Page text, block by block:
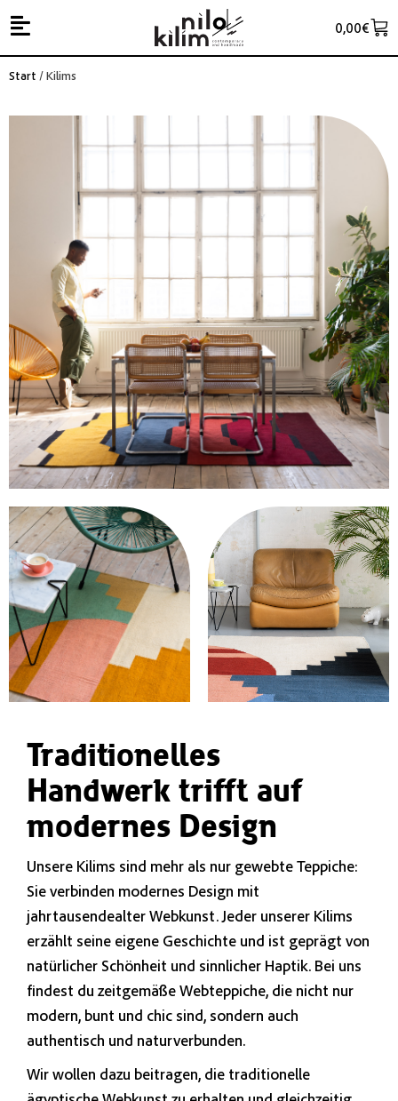
0,00€
Start / Kilims
Traditionelles
Handwerk trifft auf
modernes Design
Unsere Kilims sind mehr als nur gewebte Teppiche:
Sie verbinden modernes Design mit
jahrtausendealter Webkunst. Jeder unserer Kilims
erzählt seine eigene Geschichte und ist geprägt von
natürlicher Schönheit und sinnlicher Haptik. Bei uns
findest du zeitgemäße Webteppiche, die nicht nur
modern, bunt und chic sind, sondern auch
authentisch und naturverbunden.
Wir wollen dazu beitragen, die traditionelle